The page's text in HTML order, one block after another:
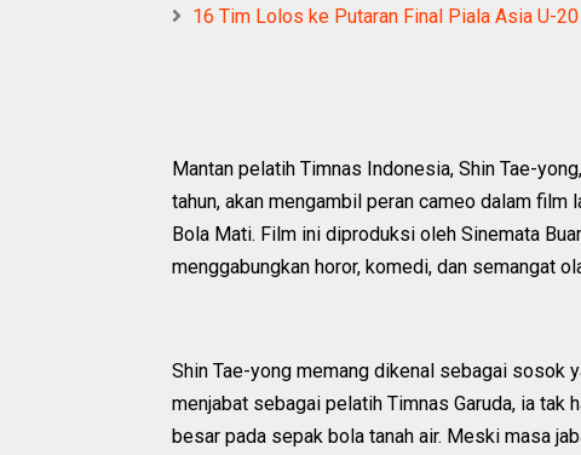
16 Tim Lolos ke Putaran Final Piala Asia U-
Mantan pelatih Timnas Indonesia, Shin Tae-
tahun, akan mengambil peran cameo dalam
Bola Mati. Film ini diproduksi oleh Sinemata
menggabungkan horor, komedi, dan semangat
Shin Tae-yong memang dikenal sebagai sosok
menjabat sebagai pelatih Timnas Garuda, ia tak
besar pada sepak bola tanah air. Meski masa